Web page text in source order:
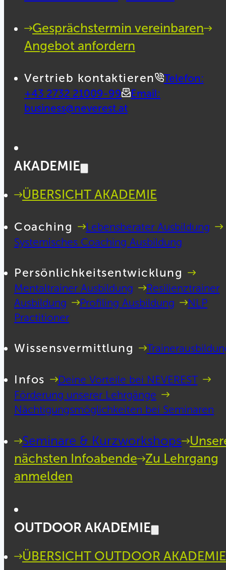
Gesprächstermin vereinbaren
Angebot anfordern
Vertrieb kontaktieren
Telefon:
+43 2732 21009-99
Email:
business@neverest.at
AKADEMIE
ÜBERSICHT AKADEMIE
Coaching
Lebensberater Ausbildung
Systemisches Coaching Ausbildung
Persönlichkeitsentwicklung
Mentaltrainer Ausbildung
Resilienztrainer
Ausbildung
Profiling Ausbildung
NLP
Practitioner
Wissensvermittlung
Infos
Deine Vorteile bei NEVEREST
Förderung unserer Lehrgänge
Nächtigungsmöglichkeiten bei Seminaren
Seminare & Kurzworkshops
nächsten Infoabende Zu Lehrgang
anmelden
OUTDOOR AKADEMIE
ÜBERSICHT OUTDOOR AKADEMIE